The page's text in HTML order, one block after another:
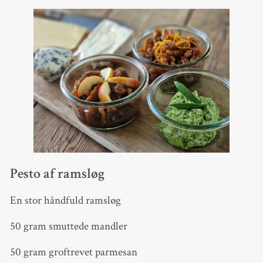
Pesto af ramsløg
En stor håndfuld ramsløg
50 gram smuttede mandler
50 gram groftrevet parmesan